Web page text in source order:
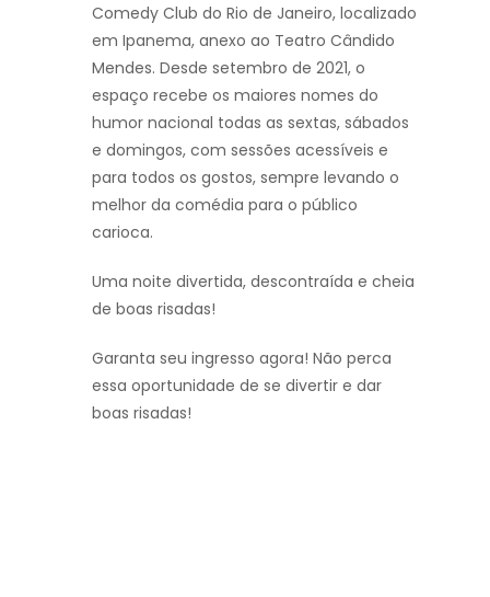
Comedy Club do Rio de Janeiro, localizado
em Ipanema, anexo ao Teatro Cândido
Mendes. Desde setembro de 2021, o
espaço recebe os maiores nomes do
humor nacional todas as sextas, sábados
e domingos, com sessões acessíveis e
para todos os gostos, sempre levando o
melhor da comédia para o público
carioca.
Uma noite divertida, descontraída e cheia
de boas risadas!
Garanta seu ingresso agora! Não perca
essa oportunidade de se divertir e dar
boas risadas!